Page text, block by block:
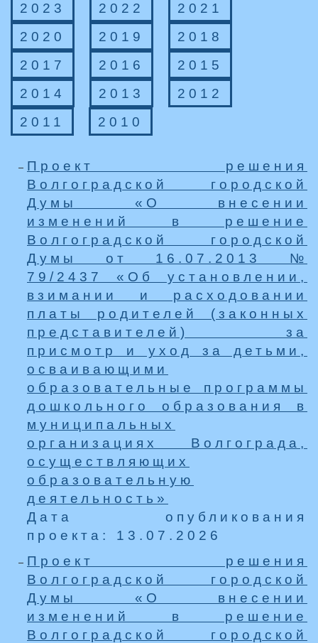
2023 2022
2021
2020
2019
2018
2017
2016
2015
2014
2013
2012
2011
2010
Проект решения
Волгоградской городской
Думы «О внесении
изменений в решение
Волгоградской городской
Думы от 16.07.2013 №
79/2437 «Об установлении,
взимании и расходовании
платы родителей (законных
представителей) за
присмотр и уход за детьми,
осваивающими
образовательные программы
дошкольного образования в
муниципальных
организациях Волгограда,
осуществляющих
образовательную
деятельность»
Дата опубликования
проекта: 13.07.2026
Проект решения
Волгоградской городской
Думы «О внесении
изменений в решение
Волгоградской городской